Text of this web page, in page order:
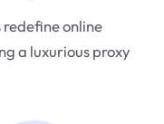
redefine online
a luxurious proxy